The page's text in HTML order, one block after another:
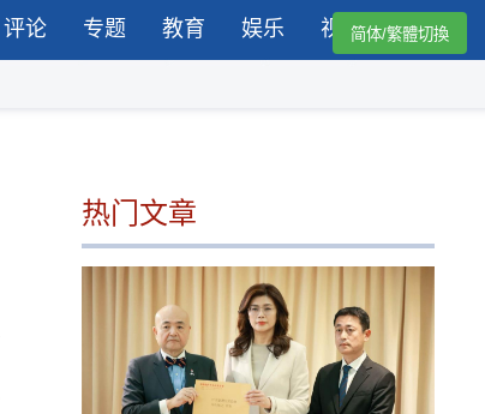
评论 专题 教育 娱乐 视频简体/繁體切換
热门文章